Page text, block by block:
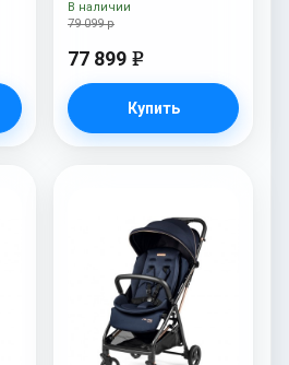
(Pine Bark)
79 099 р
77 899 e
Купить
В наличии